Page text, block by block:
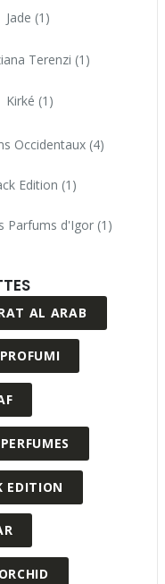
Jade (1)
Terenzi (1)
Kirké (1)
Occidentaux (4)
Edition (1)
Parfums d'Igor (1)
AL ARAB
EDITION